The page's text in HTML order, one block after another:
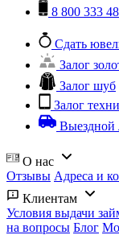
8 800 333
Сдать
Залог
Залог шуб
Залог
Выездной
О нас
Отзывы Адреса и
Клиентам
Условия выдачи
на вопросы Блог